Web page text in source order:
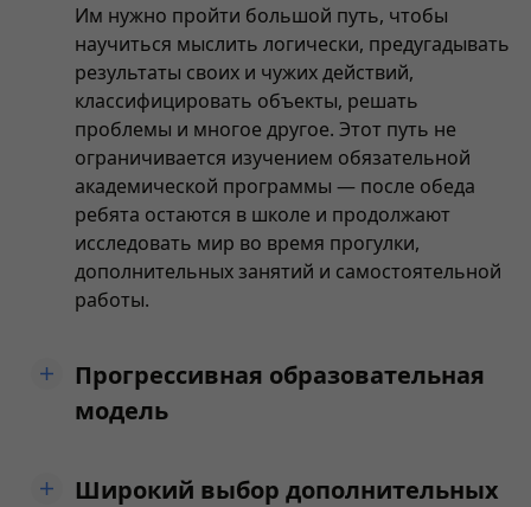
Им нужно пройти большой путь, чтобы
научиться мыслить логически, предугадывать
результаты своих и чужих действий,
классифицировать объекты, решать
проблемы и многое другое. Этот путь не
ограничивается изучением обязательной
академической программы — после обеда
ребята остаются в школе и продолжают
исследовать мир во время прогулки,
дополнительных занятий и самостоятельной
работы.
Прогрессивная образовательная
модель
Широкий выбор дополнительных